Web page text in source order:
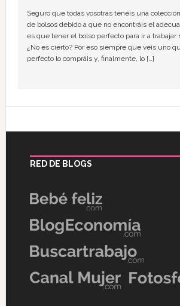
Seguro que todas vosotras tenéis una
de bolsos debido a que no encontráis el
es que tener el bolso perfecto para ir a trabajar
¿No es cierto? Por eso siempre que veis uno
perfecto lo compráis y, finalmente, lo […]
RED DE BLOGS